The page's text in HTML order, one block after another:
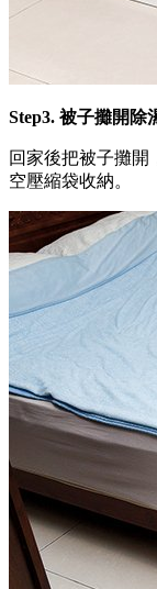
Step3. 被子攤開除
回家後把被子攤開
空壓縮袋收納。